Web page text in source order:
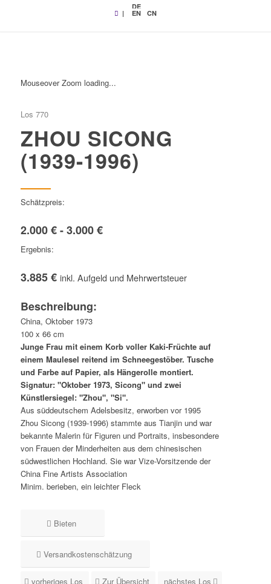
|
DE
EN CN
Mouseover Zoom loading...
Los 770
ZHOU SICONG
(1939-1996)
Schätzpreis:
2.000 € - 3.000 €
Ergebnis:
3.885 € inkl. Aufgeld und Mehrwertsteuer
Beschreibung:
China, Oktober 1973
100 x 66 cm
Junge Frau mit einem Korb voller Kaki-Früchte auf
einem Maulesel reitend im Schneegestöber. Tusche
und Farbe auf Papier, als Hängerolle montiert.
Signatur: "Oktober 1973, Sicong" und zwei
Künstlersiegel: "Zhou", "Si".
Aus süddeutschem Adelsbesitz, erworben vor 1995
Zhou Sicong (1939-1996) stammte aus Tianjin und war
bekannte Malerin für Figuren und Portraits, insbesondere
von Frauen der Minderheiten aus dem chinesischen
südwestlichen Hochland. Sie war Vize-Vorsitzende der
China Fine Artists Association
Minim. berieben, ein leichter Fleck
Bieten
Versandkostenschätzung
vorheriges Los Zur Übersicht nächstes Los